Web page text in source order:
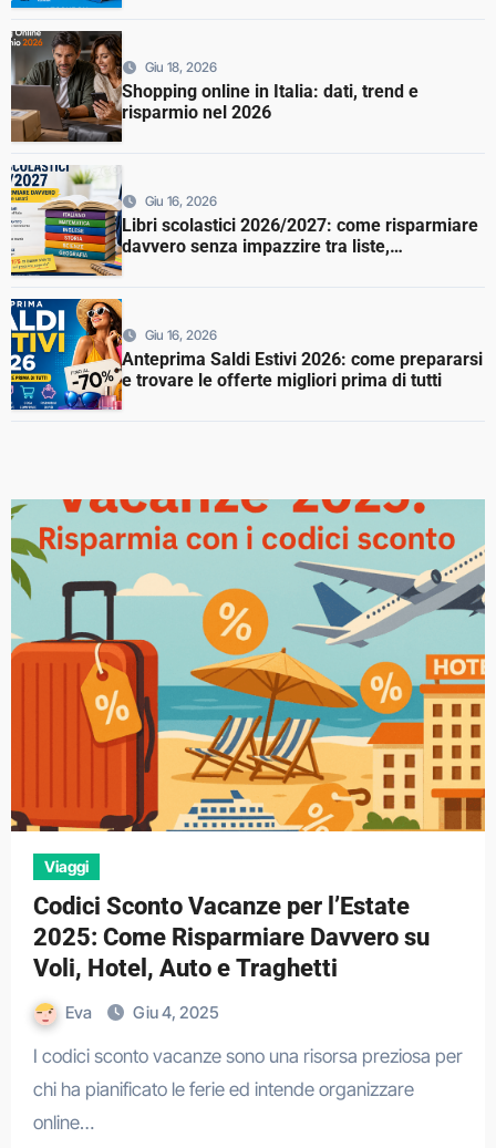
Giu 18, 2026
Shopping online in Italia: dati, trend e
risparmio nel 2026
Giu 16, 2026
Libri scolastici 2026/2027: come risparmiare
davvero senza impazzire tra liste,
prenotazioni e libri esauriti
Giu 16, 2026
Anteprima Saldi Estivi 2026: come prepararsi
e trovare le offerte migliori prima di tutti
Viaggi
Codici Sconto Vacanze per l’Estate
2025: Come Risparmiare Davvero su
Voli, Hotel, Auto e Traghetti
Eva Giu 4, 2025
I codici sconto vacanze sono una risorsa preziosa per
chi ha pianificato le ferie ed intende organizzare
online…